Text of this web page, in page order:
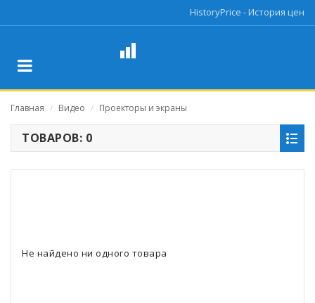
HistoryPrice - История цен
Главная / Видео / Проекторы и экраны
ТОВАРОВ: 0
Не найдено ни одного товара